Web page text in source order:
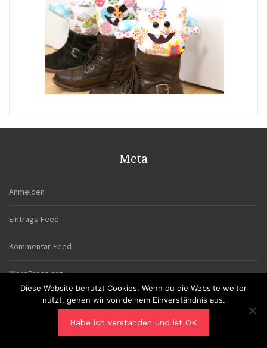
Meta
Anmelden
Eintrags-Feed
Kommentar-Feed
WordPress.org
Diese Website benutzt Cookies. Wenn du die Website weiter
nutzt, gehen wir von deinem Einverständnis aus.
Habe ich verstanden und ist OK